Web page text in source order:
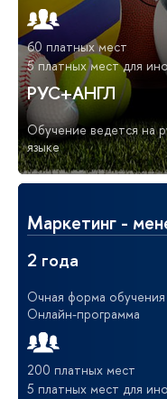
60 платных мест
5 платных мест для
РУС+АНГЛ
Обучение ведется на
языке
Маркетинг -
2 года
Очная форма обучения
Онлайн-программа
200 платных мест
5 платных мест для